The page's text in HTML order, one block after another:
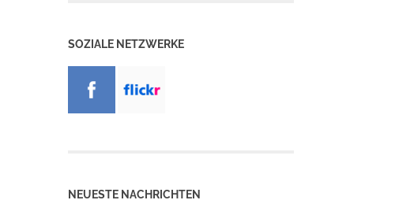
SOZIALE NETZWERKE
NEUESTE NACHRICHTEN